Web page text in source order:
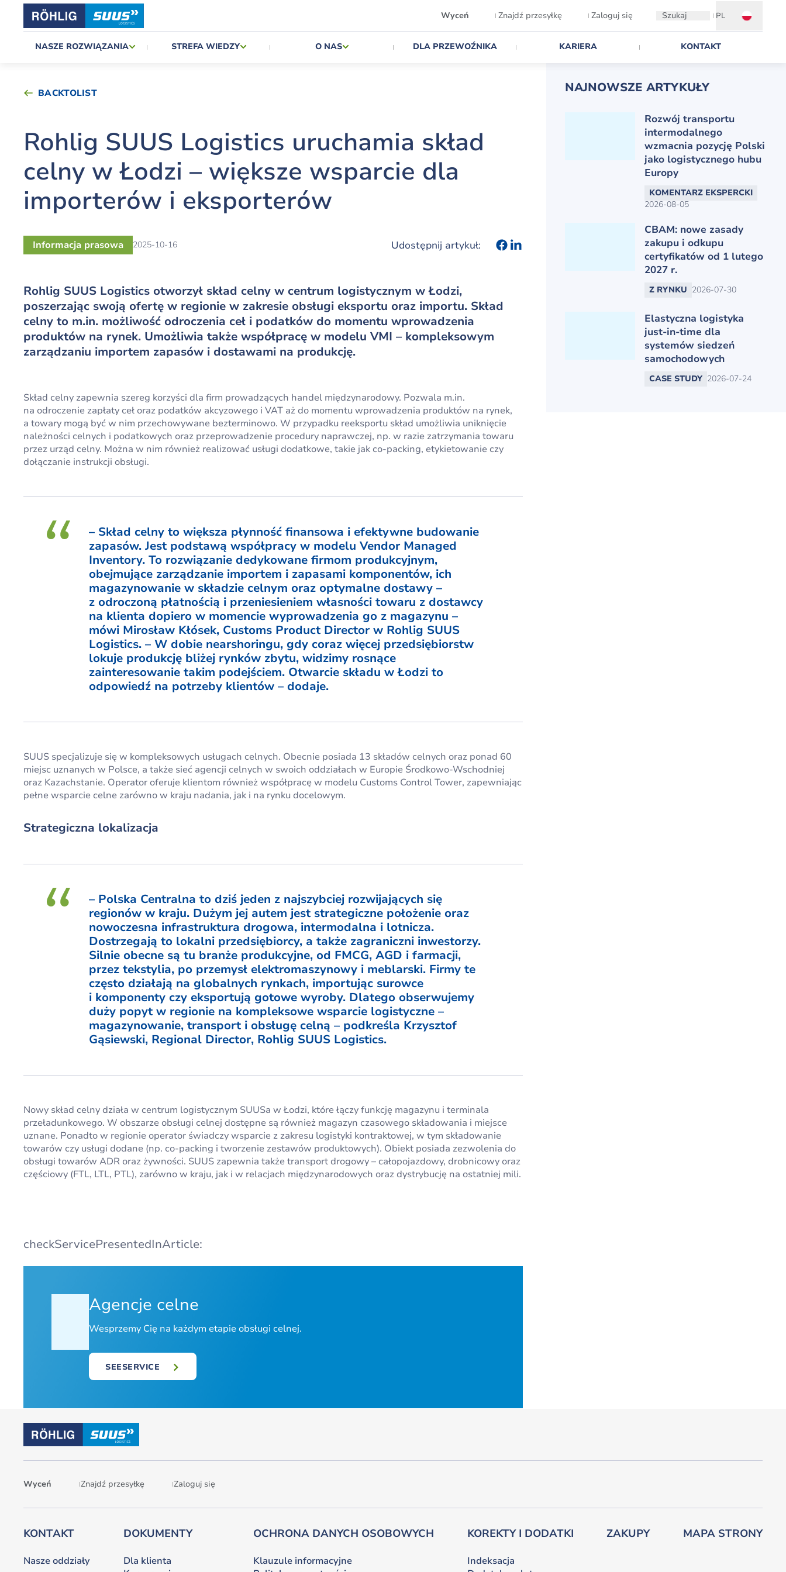
Wyceń Znajdź przesyłkę Zaloguj się Szukaj PL
NASZE ROZWIĄZANIA STREFA WIEDZY O NAS DLA PRZEWOŹNIKA KARIERA KONTAKT
BACKTOLIST
Rohlig SUUS Logistics uruchamia skład
celny w Łodzi – większe wsparcie dla
importerów i eksporterów
Informacja prasowa 2025-10-16 Udostępnij artykuł:
Rohlig SUUS Logistics otworzył skład celny w centrum logistycznym w Łodzi,
poszerzając swoją ofertę w regionie w zakresie obsługi eksportu oraz importu. Skład
celny to m.in. możliwość odroczenia ceł i podatków do momentu wprowadzenia
produktów na rynek. Umożliwia także współpracę w modelu VMI – kompleksowym
zarządzaniu importem zapasów i dostawami na produkcję.
Skład celny zapewnia szereg korzyści dla firm prowadzących handel międzynarodowy. Pozwala m.in.
na odroczenie zapłaty ceł oraz podatków akcyzowego i VAT aż do momentu wprowadzenia produktów na rynek,
a towary mogą być w nim przechowywane bezterminowo. W przypadku reeksportu skład umożliwia uniknięcie
należności celnych i podatkowych oraz przeprowadzenie procedury naprawczej, np. w razie zatrzymania towaru
przez urząd celny. Można w nim również realizować usługi dodatkowe, takie jak co-packing, etykietowanie czy
dołączanie instrukcji obsługi.
– Skład celny to większa płynność finansowa i efektywne budowanie
zapasów. Jest podstawą współpracy w modelu Vendor Managed
Inventory. To rozwiązanie dedykowane firmom produkcyjnym,
obejmujące zarządzanie importem i zapasami komponentów, ich
magazynowanie w składzie celnym oraz optymalne dostawy –
z odroczoną płatnością i przeniesieniem własności towaru z dostawcy
na klienta dopiero w momencie wyprowadzenia go z magazynu –
mówi Mirosław Kłósek, Customs Product Director w Rohlig SUUS
Logistics. – W dobie nearshoringu, gdy coraz więcej przedsiębiorstw
lokuje produkcję bliżej rynków zbytu, widzimy rosnące
zainteresowanie takim podejściem. Otwarcie składu w Łodzi to
odpowiedź na potrzeby klientów – dodaje.
SUUS specjalizuje się w kompleksowych usługach celnych. Obecnie posiada 13 składów celnych oraz ponad 60
miejsc uznanych w Polsce, a także sieć agencji celnych w swoich oddziałach w Europie Środkowo-Wschodniej
oraz Kazachstanie. Operator oferuje klientom również współpracę w modelu Customs Control Tower, zapewniając
pełne wsparcie celne zarówno w kraju nadania, jak i na rynku docelowym.
Strategiczna lokalizacja
– Polska Centralna to dziś jeden z najszybciej rozwijających się
regionów w kraju. Dużym jej autem jest strategiczne położenie oraz
nowoczesna infrastruktura drogowa, intermodalna i lotnicza.
Dostrzegają to lokalni przedsiębiorcy, a także zagraniczni inwestorzy.
Silnie obecne są tu branże produkcyjne, od FMCG, AGD i farmacji,
przez tekstylia, po przemysł elektromaszynowy i meblarski. Firmy te
często działają na globalnych rynkach, importując surowce
i komponenty czy eksportują gotowe wyroby. Dlatego obserwujemy
duży popyt w regionie na kompleksowe wsparcie logistyczne –
magazynowanie, transport i obsługę celną – podkreśla Krzysztof
Gąsiewski, Regional Director, Rohlig SUUS Logistics.
Nowy skład celny działa w centrum logistycznym SUUSa w Łodzi, które łączy funkcję magazynu i terminala
przeładunkowego. W obszarze obsługi celnej dostępne są również magazyn czasowego składowania i miejsce
uznane. Ponadto w regionie operator świadczy wsparcie z zakresu logistyki kontraktowej, w tym składowanie
towarów czy usługi dodane (np. co-packing i tworzenie zestawów produktowych). Obiekt posiada zezwolenia do
obsługi towarów ADR oraz żywności. SUUS zapewnia także transport drogowy – całopojazdowy, drobnicowy oraz
częściowy (FTL, LTL, PTL), zarówno w kraju, jak i w relacjach międzynarodowych oraz dystrybucję na ostatniej mili.
checkServicePresentedInArticle:
Agencje celne
Wesprzemy Cię na każdym etapie obsługi celnej.
SEESERVICE
NAJNOWSZE ARTYKUŁY
Rozwój transportu
intermodalnego
wzmacnia pozycję Polski
jako logistycznego hubu
Europy
KOMENTARZ EKSPERCKI
2026-08-05
CBAM: nowe zasady
zakupu i odkupu
certyfikatów od 1 lutego
2027 r.
Z RYNKU 2026-07-30
Elastyczna logistyka
just-in-time dla
systemów siedzeń
samochodowych
CASE STUDY 2026-07-24
Wyceń Znajdź przesyłkę Zaloguj się
KONTAKT
Nasze oddziały
DOKUMENTY
Dla klienta
OCHRONA DANYCH OSOBOWYCH
Klauzule informacyjne
KOREKTY I DODATKI
Indeksacja
ZAKUPY MAPA STRONY